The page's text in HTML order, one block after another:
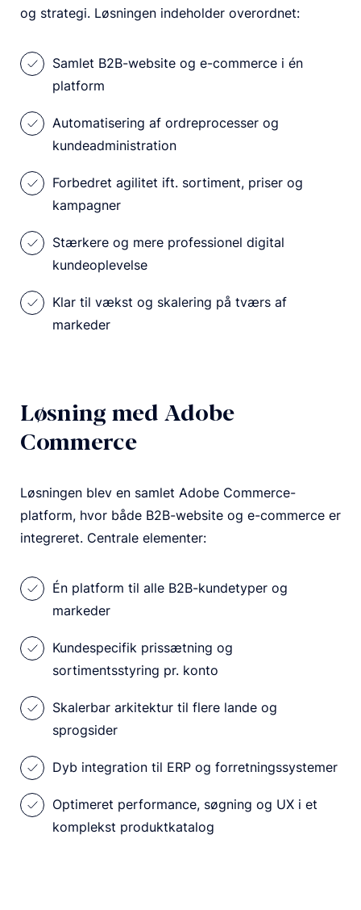
og strategi. Løsningen indeholder overordnet:
Samlet B2B-website og e-commerce i én
platform
Automatisering af ordreprocesser og
kundeadministration
Forbedret agilitet ift. sortiment, priser og
kampagner
Stærkere og mere professionel digital
kundeoplevelse
Klar til vækst og skalering på tværs af
markeder
Løsning med Adobe
Commerce
Løsningen blev en samlet Adobe Commerce-
platform, hvor både B2B-website og e-commerce er
integreret. Centrale elementer:
Én platform til alle B2B-kundetyper og
markeder
Kundespecifik prissætning og
sortimentsstyring pr. konto
Skalerbar arkitektur til flere lande og
sprogsider
Dyb integration til ERP og forretningssystemer
Optimeret performance, søgning og UX i et
komplekst produktkatalog